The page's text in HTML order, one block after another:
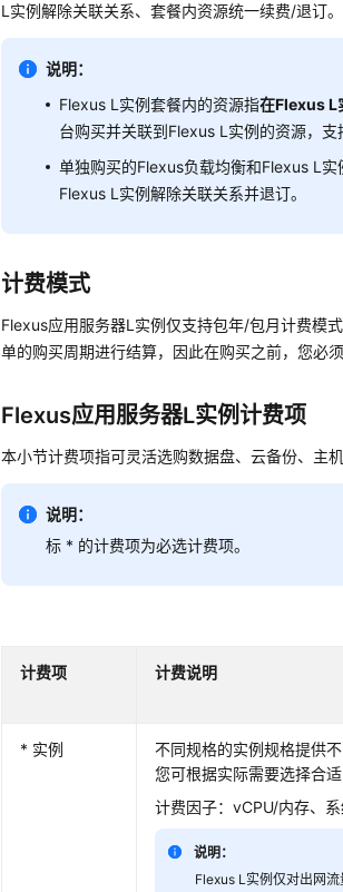
L实例解除关联关系、套餐内资源统一续费/退订。
说明：
Flexus L实例套餐内的资源指在Flexus L
台购买并关联到Flexus L实例的资源，支
单独购买的Flexus负载均衡和Flexus L
Flexus L实例解除关联关系并退订。
计费模式
Flexus应用服务器L实例仅支持包年/包月计费模
单的购买周期进行结算，因此在购买之前，您必
Flexus应用服务器L实例计费项
本小节计费项指可灵活选购数据盘、云备份、主
说明：
标 * 的计费项为必选计费项。
计费项 计费说明
* 实例
不同规格的实例规格提供
您可根据实际需要选择合适
计费因子：vCPU/内存、系
说明：
Flexus L实例仅对出网